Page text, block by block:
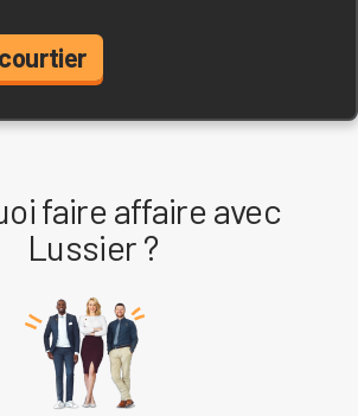
faire affaire avec
Lussier ?